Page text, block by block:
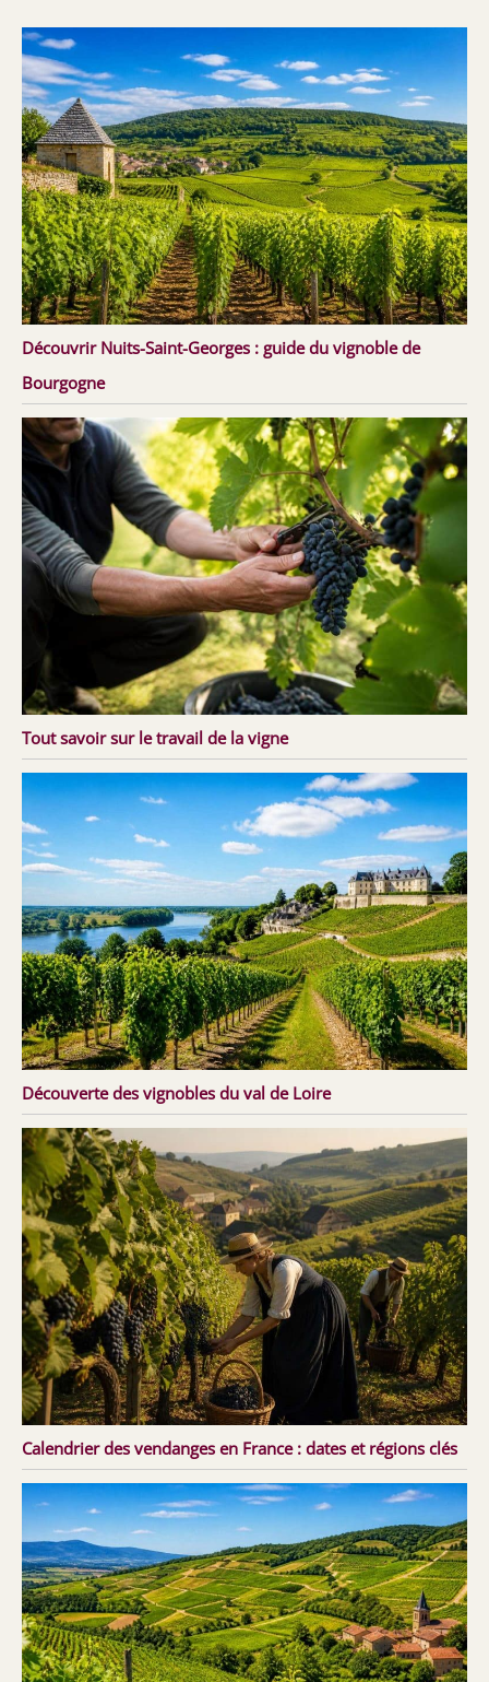
Découvrir Nuits-Saint-Georges : guide du vignoble de
Bourgogne
Tout savoir sur le travail de la vigne
Découverte des vignobles du val de Loire
Calendrier des vendanges en France : dates et régions clés